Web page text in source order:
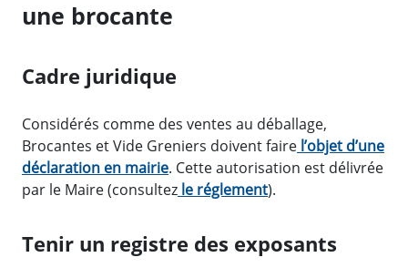
une brocante
Cadre juridique
Considérés comme des ventes au déballage,
Brocantes et Vide Greniers doivent faire l’objet d’une
déclaration en mairie. Cette autorisation est délivrée
par le Maire (consultez le réglement).
Tenir un registre des exposants